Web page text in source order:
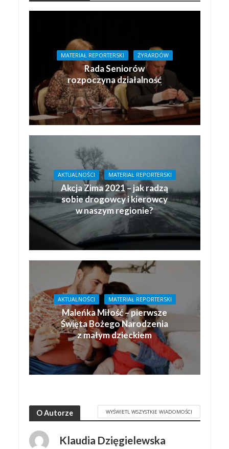
MATERIAŁ REPORTERSKI ŻYRARDÓW
Rada Seniorów
rozpoczyna działalność
AKTUALNOŚCI MATERIAŁ REPORTERSKI
Akcja Zima 2021 – jak radzą
sobie drogowcy i kierowcy
w naszym regionie?
AKTUALNOŚCI MATERIAŁ REPORTERSKI
Maleńka Miłość – pierwsze
Święta Bożego Narodzenia
z małym dzieckiem
O Autorze WYŚWIETL WSZYSTKIE WIADOMOŚCI
Klaudia Dzięgielewska